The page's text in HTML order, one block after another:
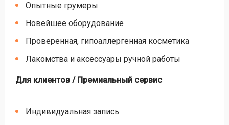
Опытные грумеры
Новейшее оборудование
Проверенная, гипоаллергенная косметика
Лакомства и аксессуары ручной работы
Для клиентов / Премиальный сервис
Индивидуальная запись